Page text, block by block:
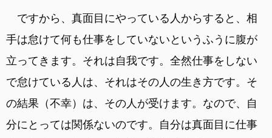
ですから、真面目にやっている人からすると、相
手は怠けて何も仕事をしていないというふうに腹が
立ってきます。それは自我です。全然仕事をしない
で怠けている人は、それはその人の生き方です。そ
の結果（不幸）は、その人が受けます。なので、自
分にとっては関係ないのです。自分は真面目に仕事